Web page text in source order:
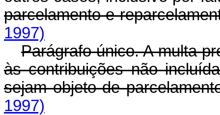
parcelamento e
1997)
Parágrafo único. A multa
às contribuições não
sejam objeto de
1997)